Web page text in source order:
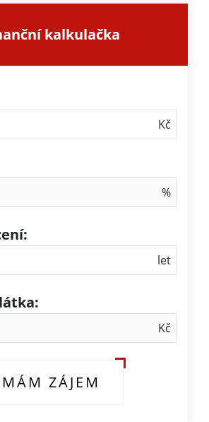
kalkulačka
MÁM ZÁJEM